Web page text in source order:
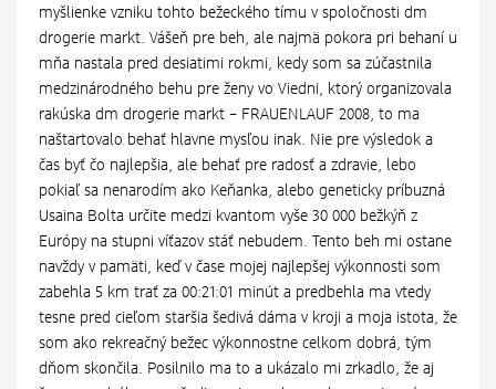
myšlienke vzniku tohto bežeckého tímu v spoločnosti dm
drogerie markt. Vášeň pre beh, ale najmä pokora pri behaní u
mňa nastala pred desiatimi rokmi, kedy som sa zúčastnila
medzinárodného behu pre ženy vo Viedni, ktorý organizovala
rakúska dm drogerie markt – FRAUENLAUF 2008, to ma
naštartovalo behať hlavne mysľou inak. Nie pre výsledok a
čas byť čo najlepšia, ale behať pre radosť a zdravie, lebo
pokiaľ sa nenarodím ako Keňanka, alebo geneticky príbuzná
Usaina Bolta určite medzi kvantom vyše 30 000 bežkýň z
Európy na stupni víťazov stáť nebudem. Tento beh mi ostane
navždy v pamäti, keď v čase mojej najlepšej výkonnosti som
zabehla 5 km trať za 00:21:01 minút a predbehla ma vtedy
tesne pred cieľom staršia šedivá dáma v kroji a moja istota, že
som ako rekreačný bežec výkonnostne celkom dobrá, tým
dňom skončila. Posilnilo ma to a ukázalo mi zrkadlo, že aj